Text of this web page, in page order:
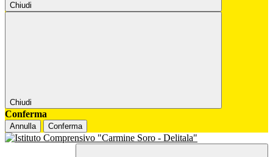
Chiudi
Chiudi
Conferma
Annulla Conferma